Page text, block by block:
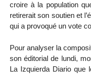
croire à la population
retirerait son soutien et
qui a provoqué un vote
Pour analyser la
son éditorial de lundi,
La Izquierda Diario que